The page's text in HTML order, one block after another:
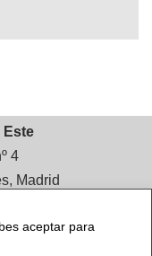
aceptar para
Este
4
Madrid